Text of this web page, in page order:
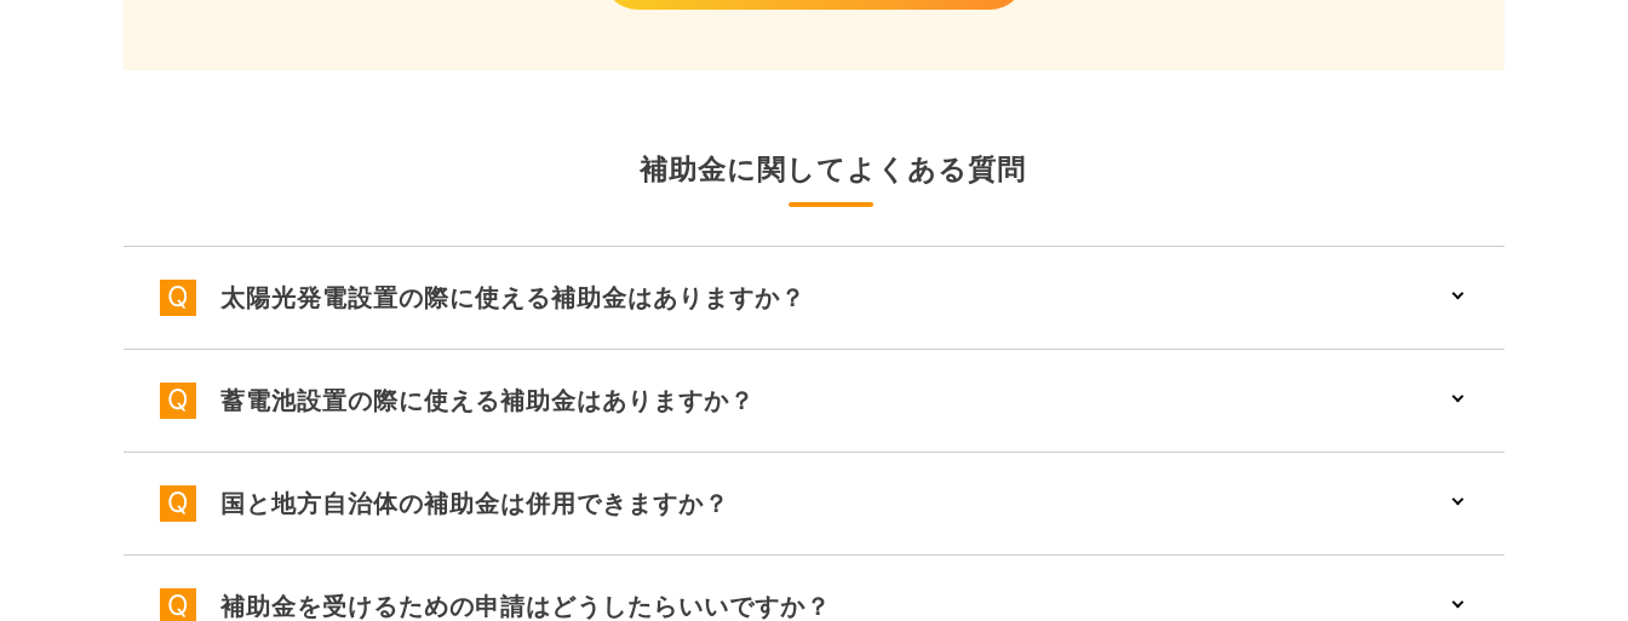
補助金に関してよくある質問
太陽光発電設置の際に使える補助金はありますか？
蓄電池設置の際に使える補助金はありますか？
国と地方自治体の補助金は併用できますか？
補助金を受けるための申請はどうしたらいいですか？